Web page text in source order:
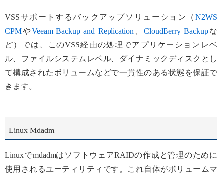
VSSサポートするバックアップソリューション（ N2WS
CPMやVeeam Backup and Replication CloudBerry Backupな
ど）では、このVSS経由の処理でアプリケーションレベ
ル、ファイルシステムレベル、ダイナミックディスクとし
て構成されたボリュームなどで一貫性のある状態を保証で
きます。
Linux Mdadm
LinuxでmdadmはソフトウェアRAIDの作成と管理のために
使用されるユーティリティです。これ自体がボリュームマ